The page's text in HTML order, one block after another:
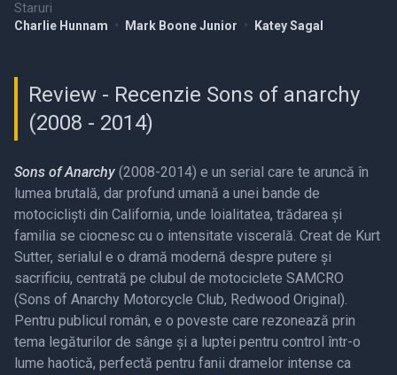
Staruri
Charlie Hunnam • Mark Boone Junior • Katey Sagal
Review - Recenzie Sons of anarchy
(2008 - 2014)
Sons of Anarchy (2008-2014) e un serial care te aruncă în
lumea brutală, dar profund umană a unei bande de
motocicliști din California, unde loialitatea, trădarea și
familia se ciocnesc cu o intensitate viscerală. Creat de Kurt
Sutter, serialul e o dramă modernă despre putere și
sacrificiu, centrată pe clubul de motociclete SAMCRO
(Sons of Anarchy Motorcycle Club, Redwood Original).
Pentru publicul român, e o poveste care rezonează prin
tema legăturilor de sânge și a luptei pentru control într-o
lume haotică, perfectă pentru fanii dramelor intense ca